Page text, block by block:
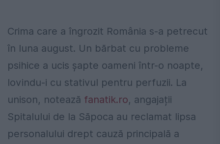
Crima care a îngrozit România s-a petrecut
în luna august. Un bărbat cu probleme
psihice a ucis şapte oameni într-o noapte,
lovindu-i cu stativul pentru perfuzii. La
unison, notează fanatik.ro, angajații
Spitalului de la Săpoca au reclamat lipsa
personalului drept cauză principală a